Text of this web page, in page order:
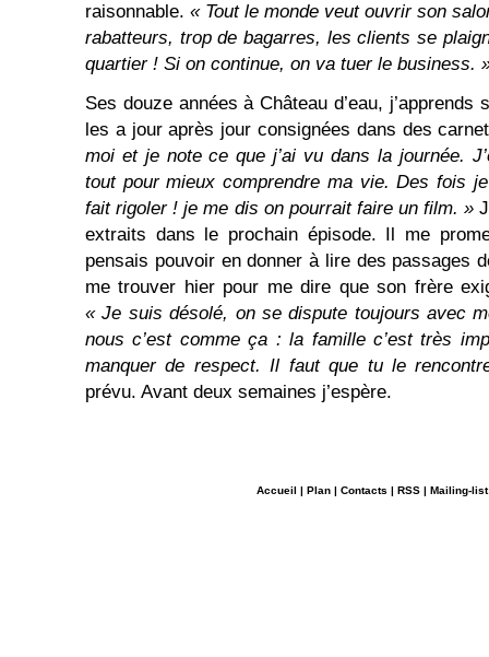
raisonnable. « Tout le monde veut ouvrir son
rabatteurs, trop de bagarres, les clients se
quartier ! Si on continue, on va tuer le business.
Ses douze années à Château d’eau, j’apprends
les a jour après jour consignées dans des
moi et je note ce que j’ai vu dans la journée.
tout pour mieux comprendre ma vie. Des fois
fait rigoler ! je me dis on pourrait faire un film. »
extraits dans le prochain épisode. Il me
pensais pouvoir en donner à lire des passages
me trouver hier pour me dire que son frère
« Je suis désolé, on se dispute toujours avec
nous c’est comme ça : la famille c’est très
manquer de respect. Il faut que tu le
prévu. Avant deux semaines j’espère.
Accueil | Plan | Contacts | RSS | Mailing-list